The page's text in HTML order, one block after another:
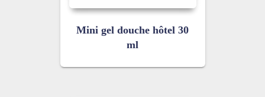
Mini gel douche hôtel 30
ml